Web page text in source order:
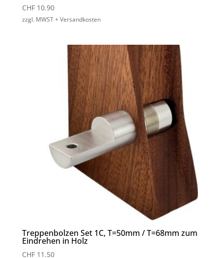
CHF10.90
zzgl. MWST + Versandkosten
Treppenbolzen Set 1C, T=50mm / T=68mm zum
Eindrehen in Holz
CHF11.50